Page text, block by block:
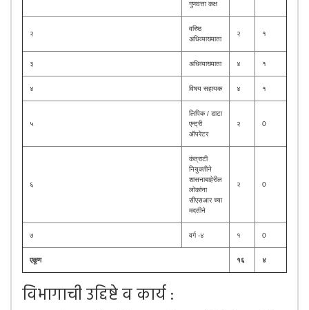
गुणवत्ता कक्ष
२
वरिष्ठ
अधिव्याख्याता
२ १
३ अधिव्याख्याता ४ १
४ विषय सहायक ४ १
५
लिपिक / डाटा
एन्ट्री
ऑपरेटर
२ 0
६
कंत्राटी
नियुक्तीने
शासनाबाहेरील
लोकांना
सीएसआर च्या
मदतीने
२ 0
७ वर्ग -४ १ 0
एकूण १६ ४
विभागाची उद्दिष्टे व कार्य :